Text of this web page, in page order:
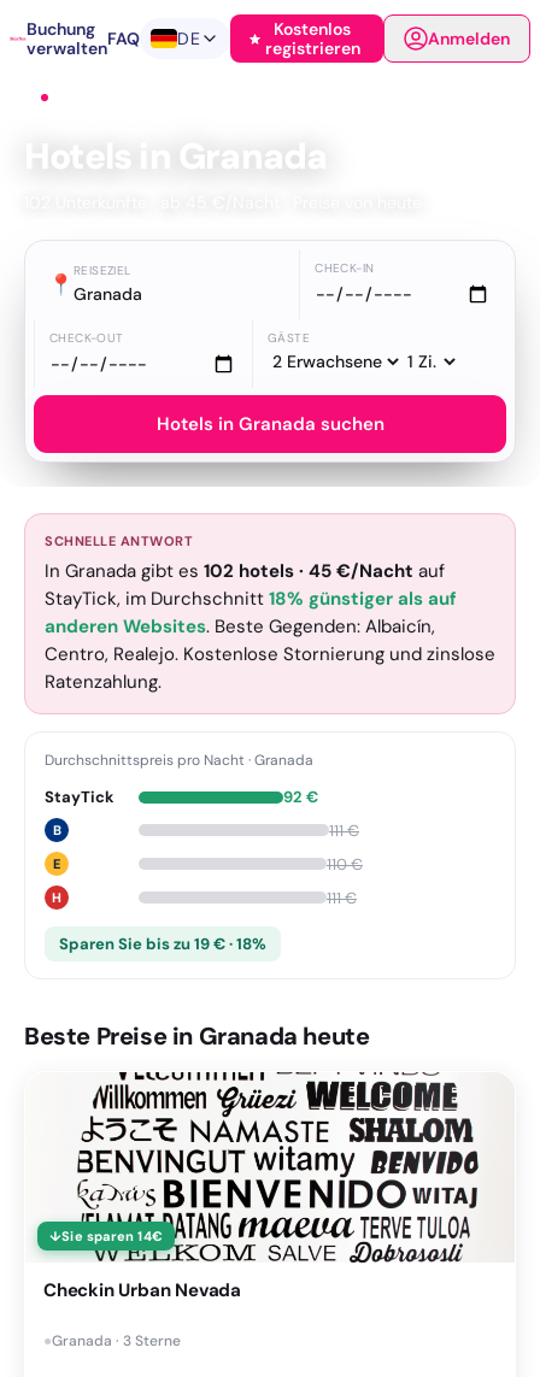
Buchung
verwaltenFAQ DE
Kostenlos
registrieren
Anmelden
Hotels in Granada
📍 REISEZIEL
Granada
CHECK-IN
CHECK-OUT GÄSTE
Hotels in Granada suchen
SCHNELLE ANTWORT
In Granada gibt es 102 hotels · 45 €/Nacht auf
StayTick, im Durchschnitt 18% günstiger als auf
anderen Websites. Beste Gegenden: Albaicín,
Centro, Realejo. Kostenlose Stornierung und zinslose
Ratenzahlung.
Durchschnittspreis pro Nacht·Granada
StayTick 92 €
B 111€
E 110€
H 111€
Sparen Sie bis zu 19 € · 18%
Beste Preise in Granada heute
↓Sie sparen 14€
Checkin Urban Nevada
●Granada · 3 Sterne